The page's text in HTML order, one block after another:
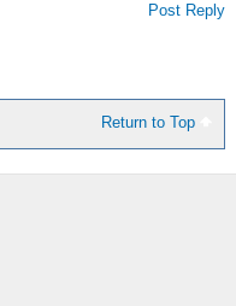
Post Reply
Return to Top